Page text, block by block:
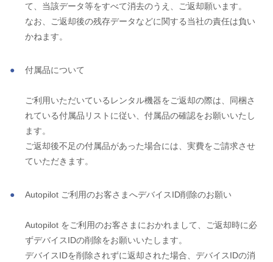
て、当該データ等をすべて消去のうえ、ご返却願います。
なお、ご返却後の残存データなどに関する当社の責任は負い
かねます。
付属品について
ご利用いただいているレンタル機器をご返却の際は、同梱さ
れている付属品リストに従い、付属品の確認をお願いいたし
ます。
ご返却後不足の付属品があった場合には、実費をご請求させ
ていただきます。
Autopilot ご利用のお客さまへデバイスID削除のお願い
Autopilot をご利用のお客さまにおかれまして、ご返却時に必
ずデバイスIDの削除をお願いいたします。
デバイスIDを削除されずに返却された場合、デバイスIDの消